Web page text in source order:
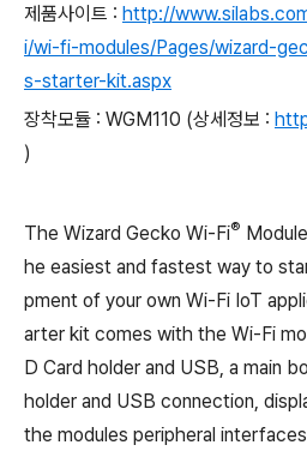
제품사이트 : http://
i/wi-fi-modules/Pages/wizard-
s-starter-kit.aspx
장착모듈 : WGM110 (상세정보 :
)
The Wizard Gecko Wi-Fi®
he easiest and fastest way to
pment of your own Wi-Fi IoT
arter kit comes with the Wi-Fi
D Card holder and USB, a main
holder and USB connection,
the modules peripheral